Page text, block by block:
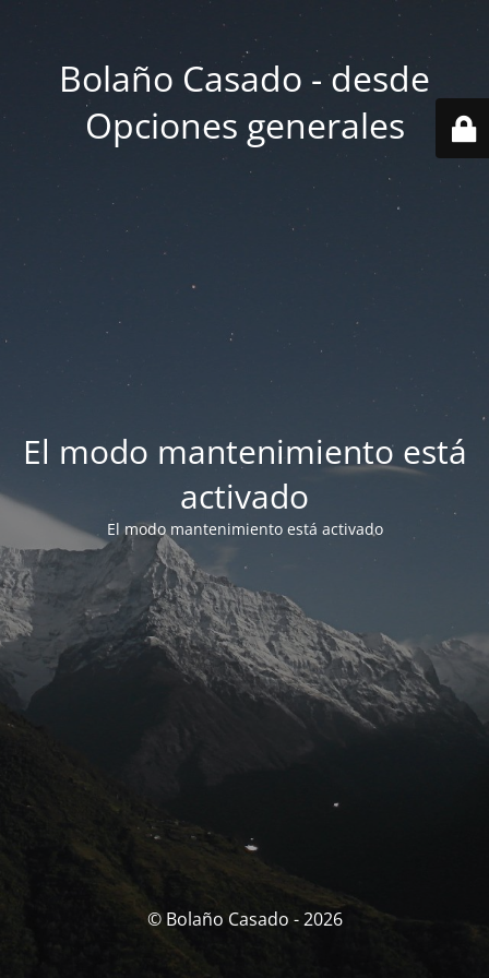
Bolaño Casado - desde
Opciones generales
El modo mantenimiento está
activado
El modo mantenimiento está activado
© Bolaño Casado - 2026